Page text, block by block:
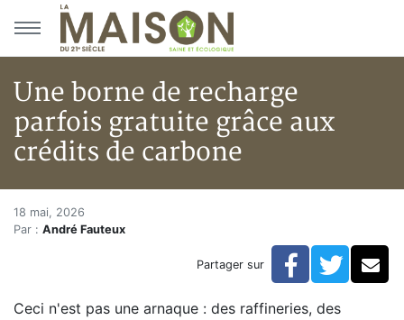
Aller au menu principal
Aller au contenu principal
Une borne de recharge
parfois gratuite grâce aux
crédits de carbone
Accueil
Articles
Une borne de recharge parfois gratuite grâce aux
Une borne de recharge
18 mai, 2026
Par : André Fauteux
Partager sur Facebook
Ceci n'est pas une arnaque : des raffineries, des